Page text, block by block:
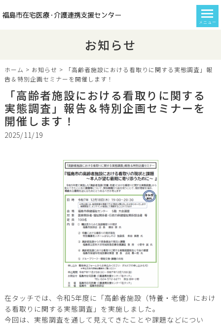
メニュー
お知らせ
ホーム > お知らせ >
「高齢者施設における看取りに関する実態調査」報
告＆特別企画セミナーを開催します！
「高齢者施設における看取りに関する
実態調査」報告＆特別企画セミナーを
開催します！
2025/11/19
在タッチでは、令和5年度に「高齢者施設（特養・老健）におけ
る看取りに関する実態調査」を実施しました。
今回は、実態調査を通して見えてきたことや課題などについ